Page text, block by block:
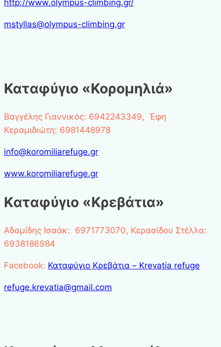
http://www.olympus-climbing.gr/
mstyllas@olympus-climbing.gr
Καταφύγιο «Κορομηλιά»
Βαγγέλης Γιαννικός: 6942243349, Έφη
Κεραμιδιώτη: 6981448978
info@koromiliarefuge.gr
www.koromiliarefuge.gr
Kαταφύγιο «Κρεβάτια»
Αδαμίδης Ισαάκ: 6971773070, Κερασίδου Στέλλα:
6938186984
Facebook: Καταφύγιο Κρεβάτια – Krevatia refuge
refuge.krevatia@gmail.com